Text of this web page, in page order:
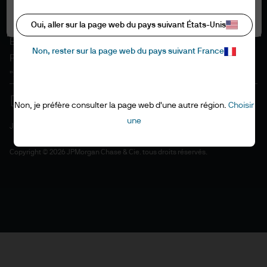
Accessibilité
EMEA remuneration policy
Plan du site
"Stewardship" de l'investissement
J.P. Morgan
Copyright © 2026 JPMorgan Chase & Cie. tous droits réservés.
Oui, aller sur la page web du pays suivant États-Unis
Non, rester sur la page web du pays suivant France
Non, je préfère consulter la page web d'une autre région. Choisir
une
Tout autoriser